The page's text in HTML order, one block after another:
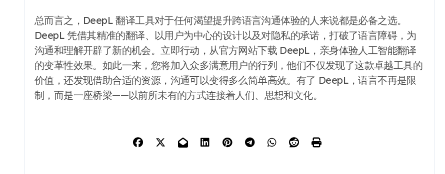
总而言之，DeepL 翻译工具对于任何渴望提升跨语言沟通体验的人来说都是必备之选。
DeepL 凭借其精准的翻译、以用户为中心的设计以及对隐私的承诺，打破了语言障碍，为
沟通和理解开辟了新的机会。立即行动，从官方网站下载 DeepL，亲身体验人工智能翻译
的变革性效果。如此一来，您将加入众多满意用户的行列，他们不仅发现了这款卓越工具的
价值，还发现借助合适的资源，沟通可以变得多么简单高效。有了 DeepL，语言不再是限
制，而是一座桥梁——以前所未有的方式连接着人们、思想和文化。